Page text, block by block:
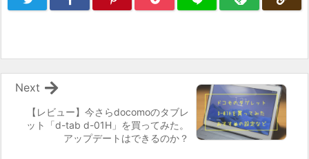
【レビュー】今さらdocomoのタブレ
ット「d-tab d-01H」を買ってみた。
アップデートはできるのか？
Next